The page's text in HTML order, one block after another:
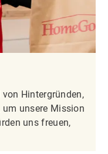
Hintergründen,
um unsere Mission
uns freuen,